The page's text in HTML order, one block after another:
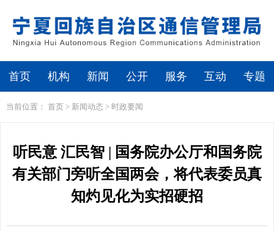
首页 机构 新闻 公开 服务 互动 专题
当前位置： 首页 > 新闻动态 > 时政要闻
听民意 汇民智 | 国务院办公厅和国务院
有关部门旁听全国两会，将代表委员真
知灼见化为实招硬招